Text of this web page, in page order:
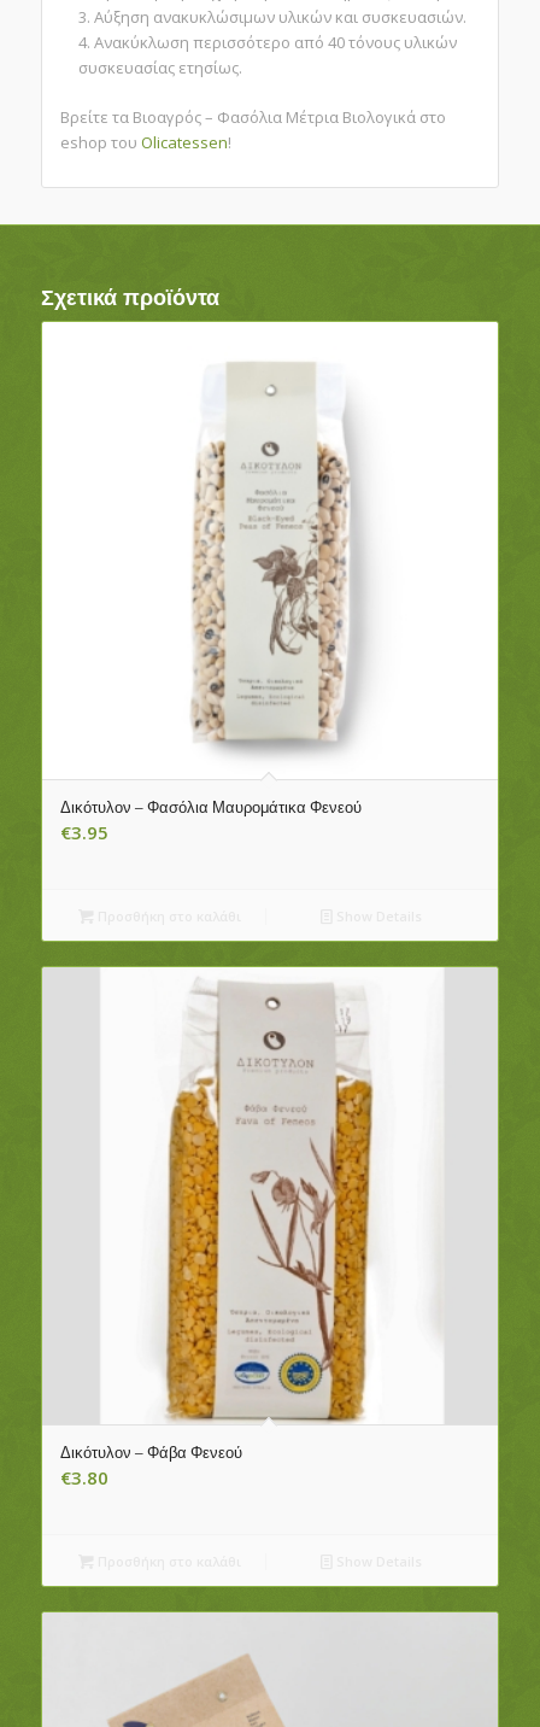
Αύξηση ανακυκλώσιμων υλικών και συσκευασιών.
Ανακύκλωση περισσότερο από 40 τόνους υλικών
συσκευασίας ετησίως.
Βρείτε τα Βιοαγρός – Φασόλια Μέτρια Βιολογικά στο
eshop του Olicatessen!
Σχετικά προϊόντα
Δικότυλον – Φασόλια Μαυρομάτικα Φενεού
€3.95
Δικότυλον – Φάβα Φενεού
€3.80